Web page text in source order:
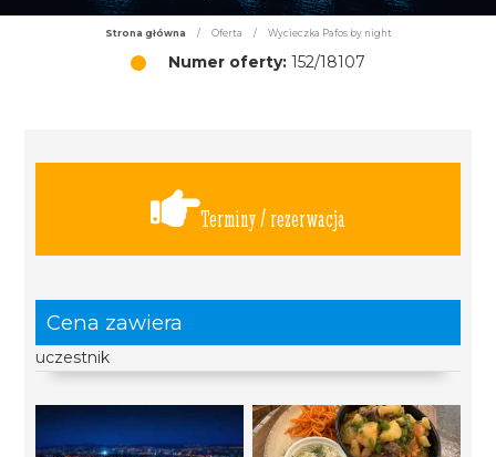
Strona główna / Oferta / Wycieczka Pafos by night
Numer oferty: 152/18107
Terminy / rezerwacja
Cena zawiera
uczestnik